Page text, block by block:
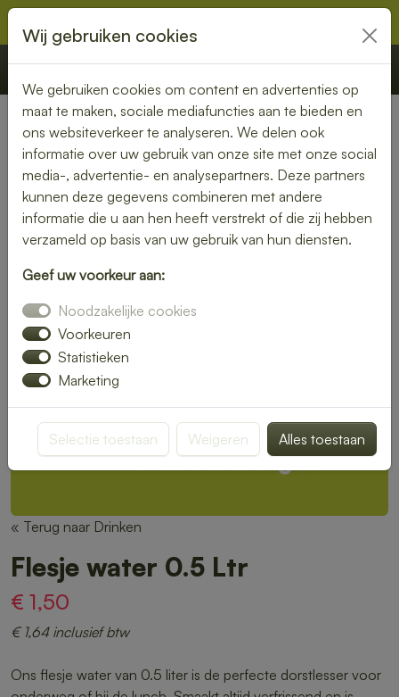
€ 0,00 Offerte Bestellen
« Terug naar Drinken
Flesje water 0.5 Ltr
€ 1,50
€ 1,64 inclusief btw
Ons flesje water van 0.5 liter is de perfecte dorstlesser voor
Wij gebruiken cookies
We gebruiken cookies om content en advertenties op
maat te maken, sociale mediafuncties aan te bieden en
ons websiteverkeer te analyseren. We delen ook
informatie over uw gebruik van onze site met onze social
media-, advertentie- en analysepartners. Deze partners
kunnen deze gegevens combineren met andere
informatie die u aan hen heeft verstrekt of die zij hebben
verzameld op basis van uw gebruik van hun diensten.
Geef uw voorkeur aan:
Noodzakelijke cookies
Voorkeuren
Statistieken
Marketing
Selectie toestaan Weigeren Alles toestaan